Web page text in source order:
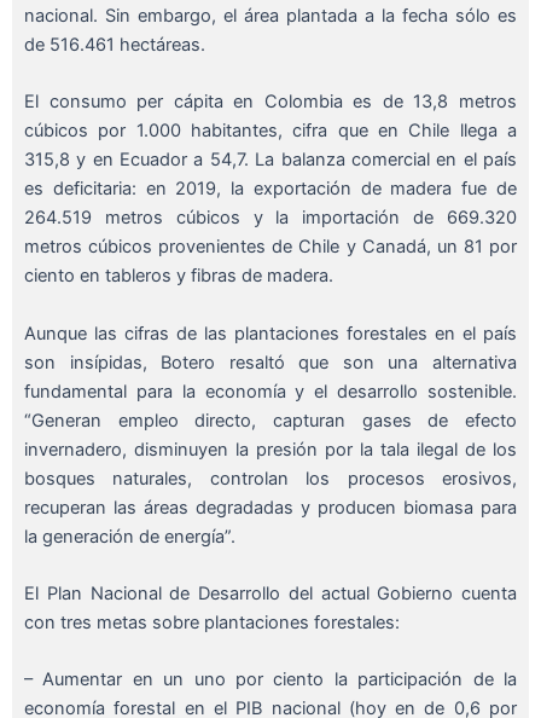
nacional. Sin embargo, el área plantada a la fecha sólo es
de 516.461 hectáreas.
El consumo per cápita en Colombia es de 13,8 metros
cúbicos por 1.000 habitantes, cifra que en Chile llega a
315,8 y en Ecuador a 54,7. La balanza comercial en el país
es deficitaria: en 2019, la exportación de madera fue de
264.519 metros cúbicos y la importación de 669.320
metros cúbicos provenientes de Chile y Canadá, un 81 por
ciento en tableros y fibras de madera.
Aunque las cifras de las plantaciones forestales en el país
son insípidas, Botero resaltó que son una alternativa
fundamental para la economía y el desarrollo sostenible.
“Generan empleo directo, capturan gases de efecto
invernadero, disminuyen la presión por la tala ilegal de los
bosques naturales, controlan los procesos erosivos,
recuperan las áreas degradadas y producen biomasa para
la generación de energía”.
El Plan Nacional de Desarrollo del actual Gobierno cuenta
con tres metas sobre plantaciones forestales:
– Aumentar en un uno por ciento la participación de la
economía forestal en el PIB nacional (hoy en de 0,6 por